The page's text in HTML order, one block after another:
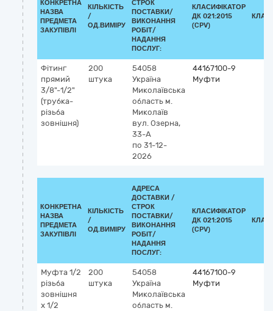
КОНКРЕТНА
НАЗВА
ПРЕДМЕТА
ЗАКУПІВЛІ
КІЛЬКІСТЬ
/
ОД.ВИМІРУ
СТРОК
ПОСТАВКИ/
ВИКОНАННЯ
РОБІТ/
НАДАННЯ
ПОСЛУГ:
КЛАСИФІКАТОР
ДК 021:2015
(CPV)
Фітинг
прямий
3/8"-1/2"
(трубка-
різьба
зовнішня)
200
штука
54058
Україна
Миколаївська
область м.
Миколаїв
вул. Озерна,
33-А
по 31-12-
2026
44167100-9
Муфти
КОНКРЕТНА
НАЗВА
ПРЕДМЕТА
ЗАКУПІВЛІ
КІЛЬКІСТЬ
/
ОД.ВИМІРУ
АДРЕСА
ДОСТАВКИ /
СТРОК
ПОСТАВКИ/
ВИКОНАННЯ
РОБІТ/
НАДАННЯ
ПОСЛУГ:
КЛАСИФІКАТОР
ДК 021:2015
(CPV)
Муфта 1/2
різьба
зовнішня
х 1/2
200
штука
54058
Україна
Миколаївська
область м.
44167100-9
Муфти